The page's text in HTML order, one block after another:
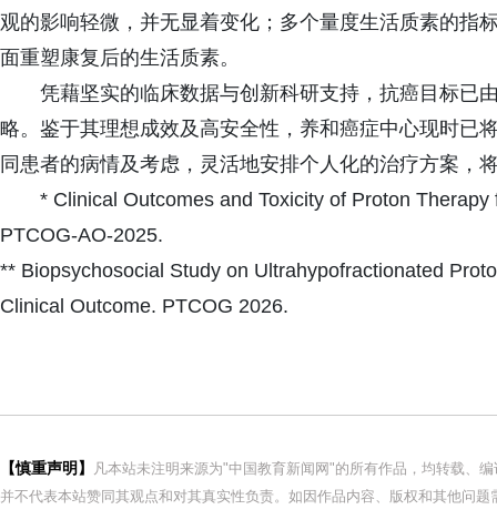
观的影响轻微，并无显着变化；多个量度生活质素的指
面重塑康复后的生活质素。
凭藉坚实的临床数据与创新科研支持，抗癌目标已
略。鉴于其理想成效及高安全性，养和癌症中心现时已
同患者的病情及考虑，灵活地安排个人化的治疗方案，
* Clinical Outcomes and Toxicity of Proton
PTCOG-AO-2025.
** Biopsychosocial Study on Ultrahypofractionated
Clinical Outcome. PTCOG 2026.
【慎重声明】
凡本站未注明来源为"中国教育新闻网"的所有作品，均转载、
并不代表本站赞同其观点和对其真实性负责。如因作品内容、版权和其他问